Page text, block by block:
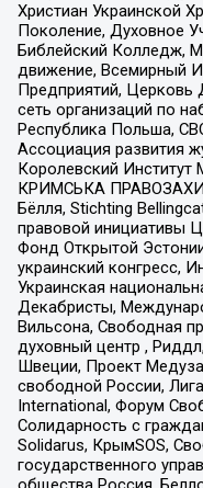
Христиан Украинской
Поколение, Духовное
Библейский Колледж,
движение, Всемирный
Предприятий, Церковь
сеть организаций по
Республика Польша,
Ассоциация развития
Королевский
КРИМСЬКА
Бёлля, Stichting
правовой инициативы
Фонд Открытой
украинский конгресс,
Украинская
Декабристы,
Вильсона, Свободная
духовный центр ,
Швеции, Проект
свободной России,
International, Форум
Солидарность с
Solidarus, КрымSOS,
государственного